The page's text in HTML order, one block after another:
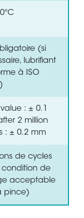
(si
lubrifiant
à ISO
: ± 0.1
2 million
: ± 0.2 mm
de cycles
condition de
acceptable
pince)